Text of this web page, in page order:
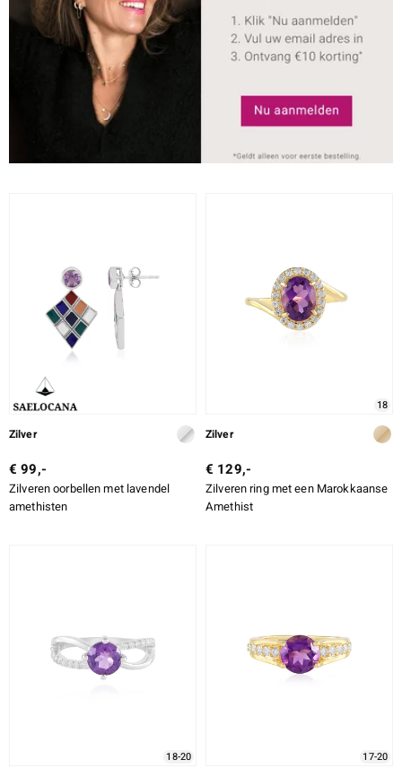
Zilver
€ 99,-
Zilveren oorbellen met lavendel
amethisten
18
Zilver
€ 129,-
Zilveren ring met een Marokkaanse
Amethist
18-20 17-20